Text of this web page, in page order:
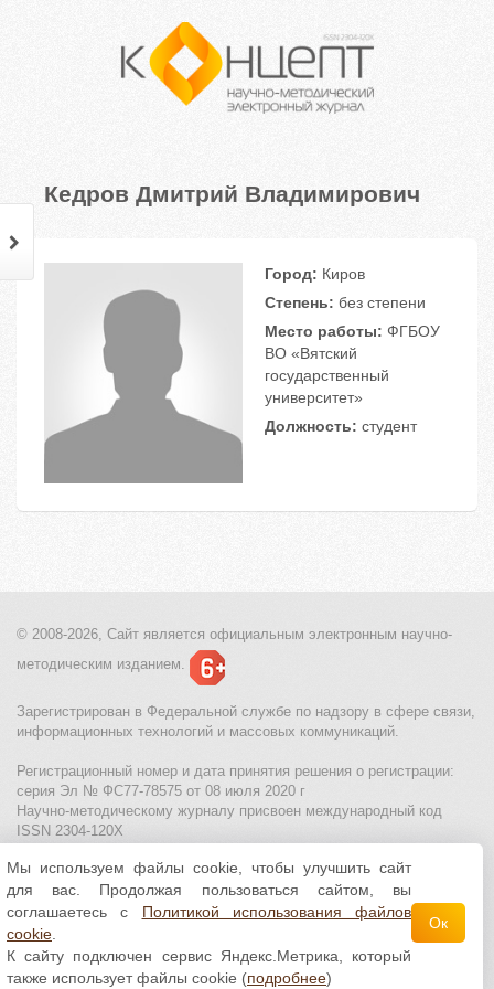
Кедров Дмитрий Владимирович
Город: Киров
Степень: без степени
Место работы: ФГБОУ
ВО «Вятский
государственный
университет»
Должность: студент
© 2008-2026, Сайт является официальным электронным научно-
методическим изданием.
Зарегистрирован в Федеральной службе по надзору в сфере связи,
информационных технологий и массовых коммуникаций.
Регистрационный номер и дата принятия решения о регистрации:
серия Эл № ФС77-78575 от 08 июля 2020 г
Научно-методическому журналу присвоен международный код
ISSN 2304-120X
МЦИТО|Школьные олимпиады и онлайн конкурсы для детей
Политика использования файлов cookie| Политика обработки и
защиты персональных данных
Все материалы доступны полицензии Creative
Commons С указанием авторства 4.0 Всемирная
Мы используем файлы cookie, чтобы улучшить сайт
для вас. Продолжая пользоваться сайтом, вы
соглашаетесь с Политикой использования файлов
cookie
К сайту подключен сервис Яндекс.Метрика, который
также использует файлы cookie (подробнее)
Ок